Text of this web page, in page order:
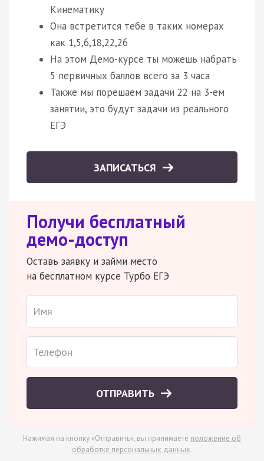
Кинематику
Она встретится тебе в таких номерах
как 1,5,6,18,22,26
На этом Демо-курсе ты можешь набрать
5 первичных баллов всего за 3 часа
Также мы порешаем задачи 22 на 3-ем
занятии, это будут задачи из реального
ЕГЭ
ЗАПИСАТЬСЯ
Получи бесплатный
демо-доступ
Оставь заявку и займи место
на бесплатном курсе Турбо ЕГЭ
ОТПРАВИТЬ
Нажимая на кнопку «Отправить», вы принимаете положение об
обработке персональных данных.